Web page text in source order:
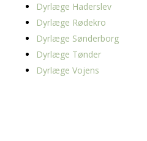
Dyrlæge Haderslev
Dyrlæge Rødekro
Dyrlæge Sønderborg
Dyrlæge Tønder
Dyrlæge Vojens